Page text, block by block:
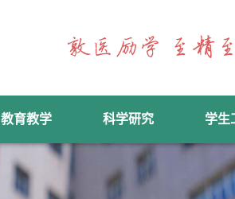
教育教学 科学研究 学生